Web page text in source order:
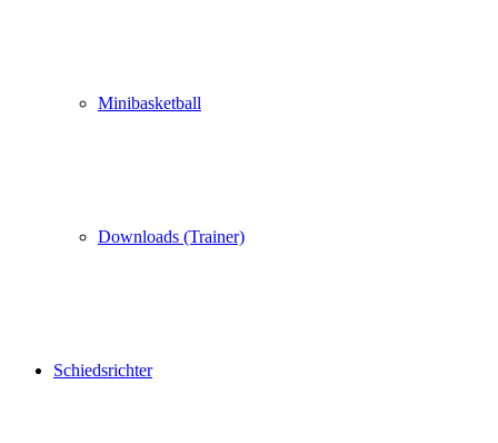
Minibasketball
Downloads (Trainer)
Schiedsrichter